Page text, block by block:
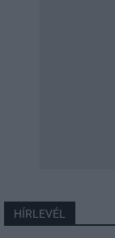
HÍRLEVÉL